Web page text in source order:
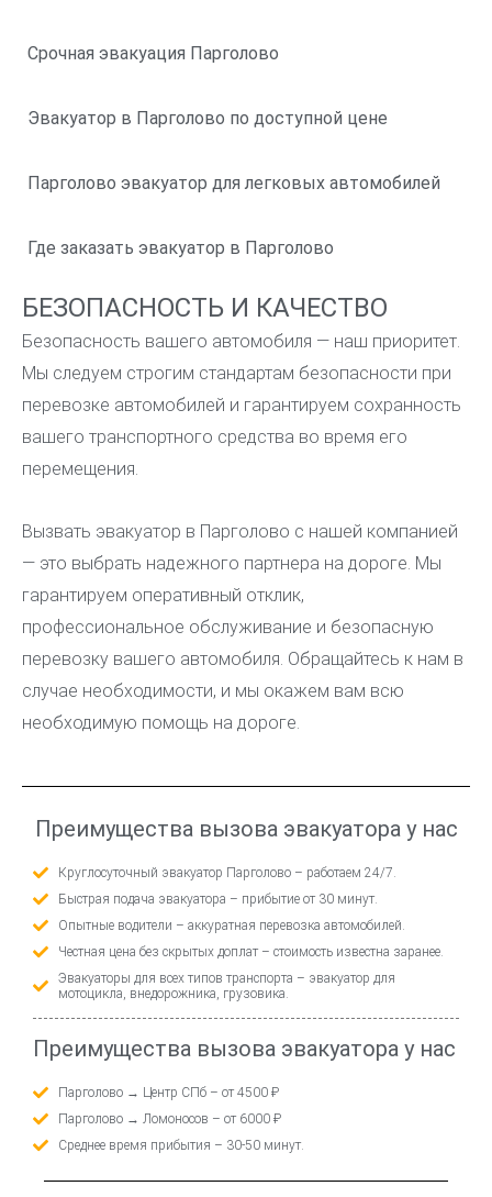
Срочная эвакуация Парголово
Эвакуатор в Парголово по доступной цене
Парголово эвакуатор для легковых автомобилей
Где заказать эвакуатор в Парголово
БЕЗОПАСНОСТЬ И КАЧЕСТВО
Безопасность вашего автомобиля — наш приоритет.
Мы следуем строгим стандартам безопасности при
перевозке автомобилей и гарантируем сохранность
вашего транспортного средства во время его
перемещения.
Вызвать эвакуатор в Парголово с нашей компанией
— это выбрать надежного партнера на дороге. Мы
гарантируем оперативный отклик,
профессиональное обслуживание и безопасную
перевозку вашего автомобиля. Обращайтесь к нам в
случае необходимости, и мы окажем вам всю
необходимую помощь на дороге.
Преимущества вызова эвакуатора у нас
Круглосуточный эвакуатор Парголово – работаем 24/7.
Быстрая подача эвакуатора – прибытие от 30 минут.
Опытные водители – аккуратная перевозка автомобилей.
Честная цена без скрытых доплат – стоимость известна заранее.
Эвакуаторы для всех типов транспорта – эвакуатор для
мотоцикла, внедорожника, грузовика.
Преимущества вызова эвакуатора у нас
Парголово → Центр СПб – от 4500 ₽
Парголово → Ломоносов – от 6000 ₽
Среднее время прибытия – 30-50 минут.